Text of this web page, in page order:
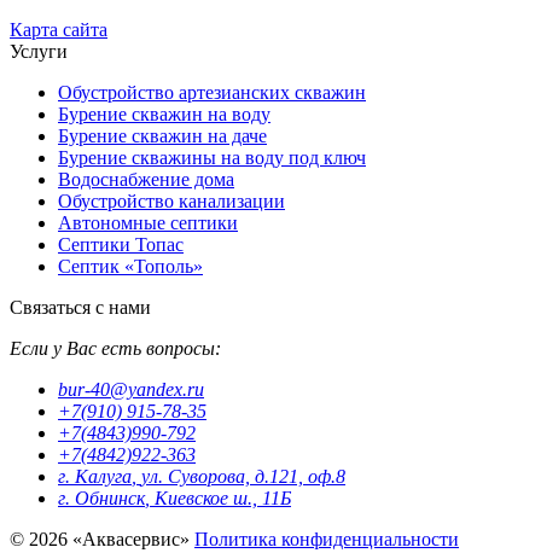
Карта сайта
Услуги
Обустройство артезианских скважин
Бурение скважин на воду
Бурение скважин на даче
Бурение скважины на воду под ключ
Водоснабжение дома
Обустройство канализации
Автономные септики
Септики Топас
Септик «Тополь»
Связаться с нами
Если у Вас есть вопросы:
bur-40@yandex.ru
+7(910) 915-78-35
+7(4843)990-792
+7(4842)922-363
г. Калуга ул. Суворова, д.121, оф.8
г. Обнинск, Киевское ш., 11Б
© 2026 «Аквасервис» Политика конфиденциальности